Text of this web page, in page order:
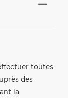
toutes
des
la